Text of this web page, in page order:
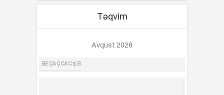
Təqvim
Avqust 2026
BE ÇA Ç CA C Ş B